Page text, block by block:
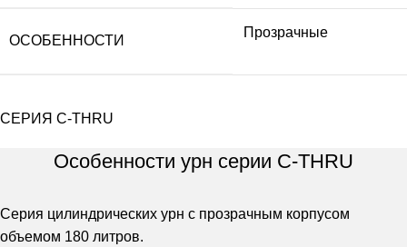
ОСОБЕННОСТИ
Прозрачные
СЕРИЯ C-THRU
Особенности урн серии C-THRU
Серия цилиндрических урн с прозрачным корпусом
объемом 180 литров.